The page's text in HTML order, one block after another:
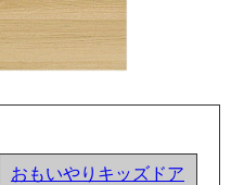
おもいやりキッズドア